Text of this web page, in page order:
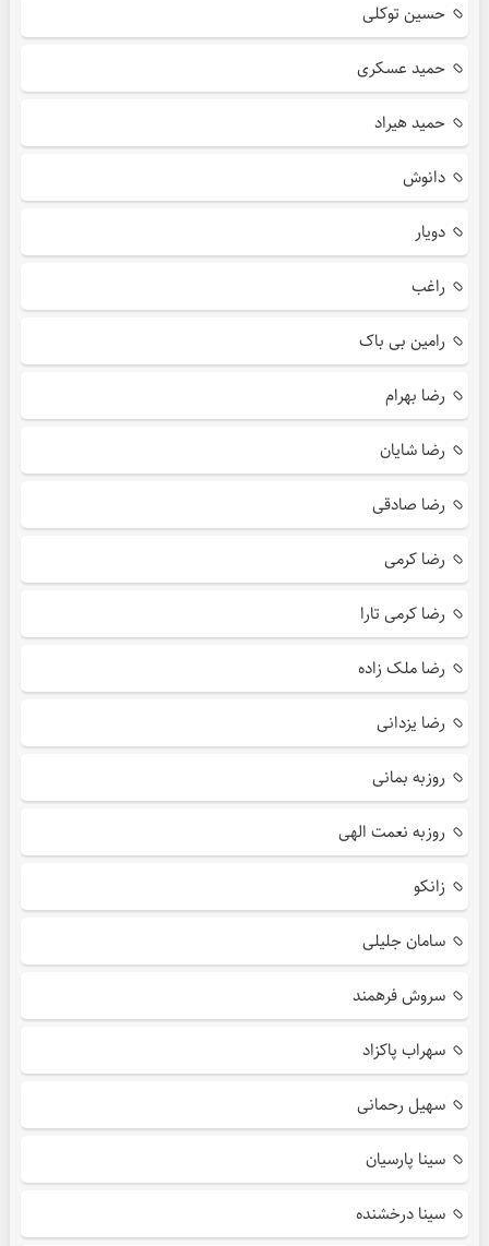
حسین توکلی
حمید عسکری
حمید هیراد
دانوش
دویار
راغب
رامین بی باک
رضا بهرام
رضا شایان
رضا صادقی
رضا کرمی
رضا کرمی تارا
رضا ملک زاده
رضا یزدانی
روزبه بمانی
روزبه نعمت الهی
زانکو
سامان جلیلی
سروش فرهمند
سهراب پاکزاد
سهیل رحمانی
سینا پارسیان
سینا درخشنده